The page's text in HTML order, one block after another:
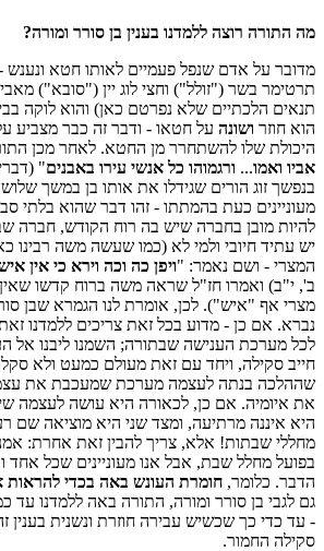
מה התורה רוצה ללמדנו בענין בן סורר ומורה?
מדובר על אדם שנפל פעמיים לאותו חטא ונענש
תרטימר בשר ("זולל") וחצי לוג יין ("סובא")
תנאים הלכתיים שלא נפרטם כאן) והוא לוקה
הוא חוזר ושונה על חטאו - ודבר זה כבר מצביע
היכולת שלו להשתחרר מן החטא. לאחר מכן
אביו ואמו... ורגמוהו כל אנשי עירו באבנים"
בנפשך זוג הורים שגידלו את אותו בן במשך
מעוניינים כעת בהמתתו - זהו דבר שהוא בלתי
להיות מובן בחברה שיש בה רוח הקודש, חברה
יש עתיד חיובי ולמי לא (כמו שעשה משה
המצרי - ושם נאמר: "ויפן כה וכה וירא כי אין
ב', י"ב) ואמרו חז"ל שראה משה ברוח קדשו
מצרי אף "איש"). לכן, אומרת לנו הגמרא שבן
נברא. אם כן - מדוע בכל זאת צריכים ללמדנו
לכל מערכת הענישה שבתורה; השמנו ליבנו אל
חייב סקילה, ויחד עם זאת מעולם כמעט ולא
שההלכה בנתה לעצמה מערכת שמעכבת את
את איומיה. אם כן, לכאורה היא עושה לעצמה
היא איננה מרתיעה, ומצד שני היא מוציאה שם
מחללי שבתות! אלא, צריך להבין זאת אחרת:
בפועל מחלל שבת, אבל אנו מעוניינים שכל אחד
הדבר. כלומר, חומרת העונש באה בכדי
גם לגבי בן סורר ומורה, התורה באה ללמדנו עד
- עד כדי כך שכשיש עבירה חוזרת ונשנית בענין
סקילה החמור.